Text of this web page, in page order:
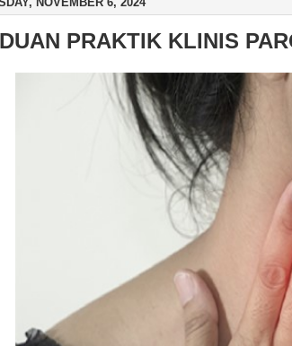
PRAKTIK KLINIS